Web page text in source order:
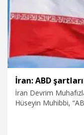
İran Devrim
Hüseyin Muhibbi,